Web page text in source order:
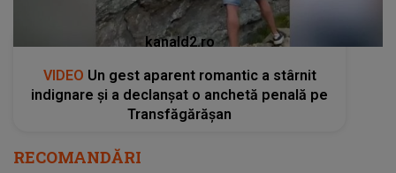
kanald2.ro
VIDEO Un gest aparent romantic a stârnit
indignare și a declanșat o anchetă penală pe
Transfăgărășan
RECOMANDĂRI